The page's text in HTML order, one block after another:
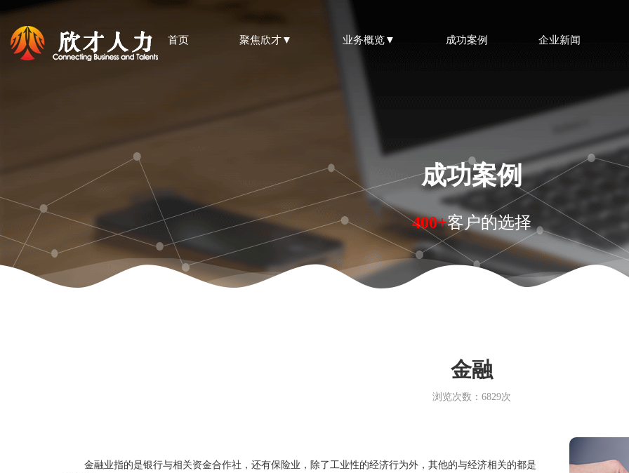
首页 聚焦欣才▼ 业务概览▼ 成功案例 企业新闻
成功案例
400+客户的选择
金融
浏览次数：6829次
金融业指的是银行与相关资金合作社，还有保险业，除了工业性的经济行为外，其他的与经济相关的都是